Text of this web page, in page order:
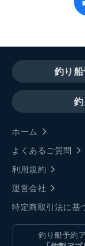
釣り
ホーム
よくあるご質問
利用規約
運営会社
特定商取引法に基
釣り船予約